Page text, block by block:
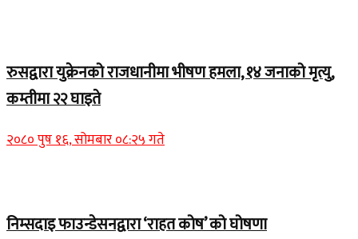
रुसद्वारा युक्रेनको राजधानीमा भीषण हमला, १४ जनाको मृत्यु,
कम्तीमा २२ घाइते
२०८० पुष १६, सोमबार ०८:२५ गते
निम्सदाइ फाउन्डेसनद्वारा ‘राहत कोष’ को घोषणा